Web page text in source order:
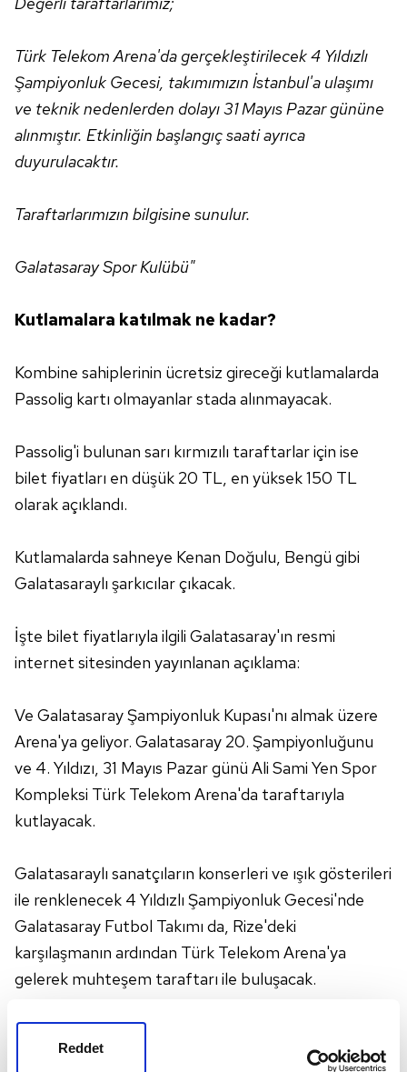
Reddet
Türk Telekom Arena'da gerçekleştirilecek 4 Yıldızlı
Şampiyonluk Gecesi, takımımızın İstanbul'a ulaşımı
ve teknik nedenlerden dolayı 31 Mayıs Pazar gününe
alınmıştır. Etkinliğin başlangıç saati ayrıca
duyurulacaktır.
Taraftarlarımızın bilgisine sunulur.
Galatasaray Spor Kulübü"
Kutlamalara katılmak ne kadar?
Kombine sahiplerinin ücretsiz gireceği kutlamalarda
Passolig kartı olmayanlar stada alınmayacak.
Passolig'i bulunan sarı kırmızılı taraftarlar için ise
bilet fiyatları en düşük 20 TL, en yüksek 150 TL
olarak açıklandı.
Kutlamalarda sahneye Kenan Doğulu, Bengü gibi
Galatasaraylı şarkıcılar çıkacak.
İşte bilet fiyatlarıyla ilgili Galatasaray'ın resmi
internet sitesinden yayınlanan açıklama:
Ve Galatasaray Şampiyonluk Kupası'nı almak üzere
Arena'ya geliyor. Galatasaray 20. Şampiyonluğunu
ve 4. Yıldızı, 31 Mayıs Pazar günü Ali Sami Yen Spor
Kompleksi Türk Telekom Arena'da taraftarıyla
kutlayacak.
Galatasaraylı sanatçıların konserleri ve ışık gösterileri
ile renklenecek 4 Yıldızlı Şampiyonluk Gecesi'nde
Galatasaray Futbol Takımı da, Rize'deki
karşılaşmanın ardından Türk Telekom Arena'ya
gelerek muhteşem taraftarı ile buluşacak.
4 Yıldızlı Şampiyonluk Gecesi Bilet Fiyatları